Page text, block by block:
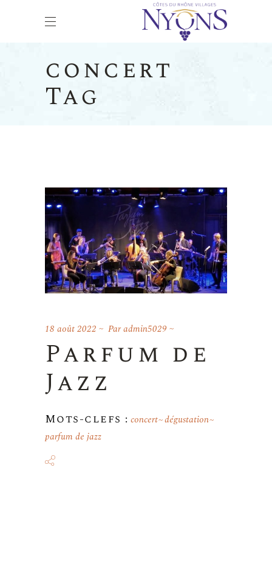
concert
Tag
18 août 2022 Paradmin5029
Parfum de
Jazz
Mots-clefs : concert dégustation
parfum de jazz